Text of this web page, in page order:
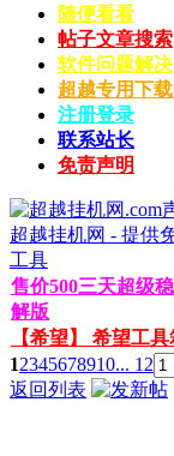
随便看看
帖子文章搜索
软件问题解决
超越专用下
注册登录
联系站长
免责声明
超越挂机网 - 提供
工具
售价500三天超级
解版
【希望】 希望工
12345678910... 12
返回列表